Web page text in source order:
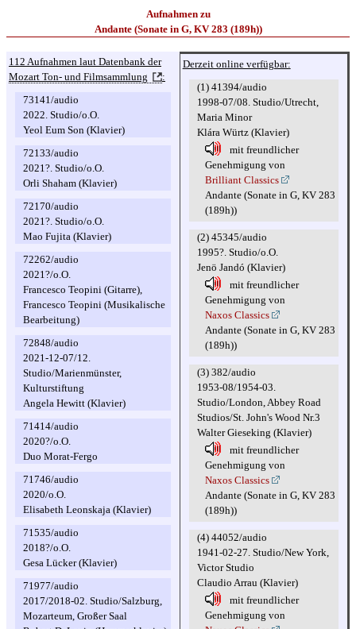
Aufnahmen zu
Andante (Sonate in G, KV 283 (189h))
112 Aufnahmen laut Datenbank der
Mozart Ton- und Filmsammlung
:
73141/audio
2022. Studio/o.O.
Yeol Eum Son (Klavier)
72133/audio
2021?. Studio/o.O.
Orli Shaham (Klavier)
72170/audio
2021?. Studio/o.O.
Mao Fujita (Klavier)
72262/audio
2021?/o.O.
Francesco Teopini (Gitarre),
Francesco Teopini (Musikalische
Bearbeitung)
72848/audio
2021-12-07/12.
Studio/Marienmünster,
Kulturstiftung
Angela Hewitt (Klavier)
71414/audio
2020?/o.O.
Duo Morat-Fergo
71746/audio
2020/o.O.
Elisabeth Leonskaja (Klavier)
71535/audio
2018?/o.O.
Gesa Lücker (Klavier)
71977/audio
2017/2018-02. Studio/Salzburg,
Mozarteum, Großer Saal
Derzeit online verfügbar:
(1) 41394/audio
1998-07/08. Studio/Utrecht,
Maria Minor
Klára Würtz (Klavier)
mit freundlicher
Genehmigung von
Brilliant Classics
Andante (Sonate in G, KV 283
(189h))
(2) 45345/audio
1995?. Studio/o.O.
Jenö Jandó (Klavier)
mit freundlicher
Genehmigung von
Naxos Classics
Andante (Sonate in G, KV 283
(189h))
(3) 382/audio
1953-08/1954-03.
Studio/London, Abbey Road
Studios/St. John's Wood Nr.3
Walter Gieseking (Klavier)
mit freundlicher
Genehmigung von
Naxos Classics
Andante (Sonate in G, KV 283
(189h))
(4) 44052/audio
1941-02-27. Studio/New York,
Victor Studio
Claudio Arrau (Klavier)
mit freundlicher
Genehmigung von